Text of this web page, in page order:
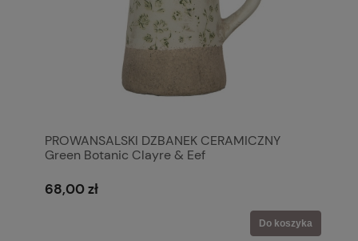
PROWANSALSKI DZBANEK CERAMICZNY
Green Botanic Clayre & Eef
68,00 zł
Do koszyka